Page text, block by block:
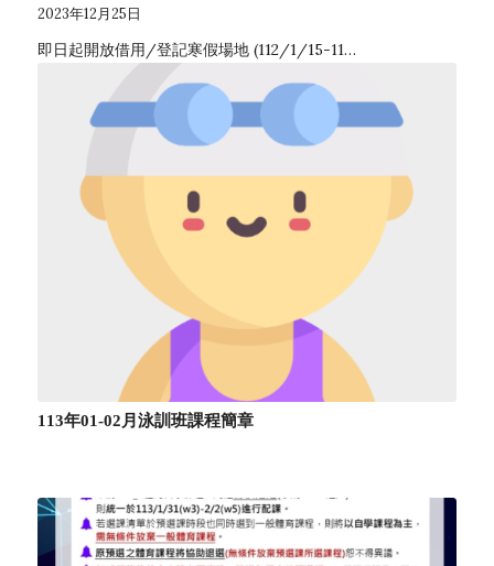
2023年12月25日
即日起開放借用/登記寒假場地 (112/1/15-11…
113年01-02月泳訓班課程簡章